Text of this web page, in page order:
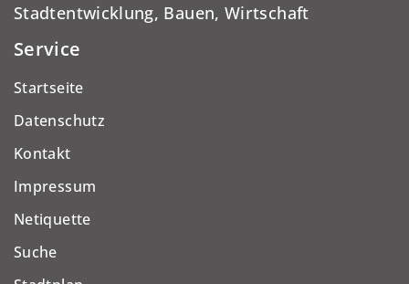
Stadtentwicklung, Bauen, Wirtschaft
Service
Startseite
Datenschutz
Kontakt
Impressum
Netiquette
Suche